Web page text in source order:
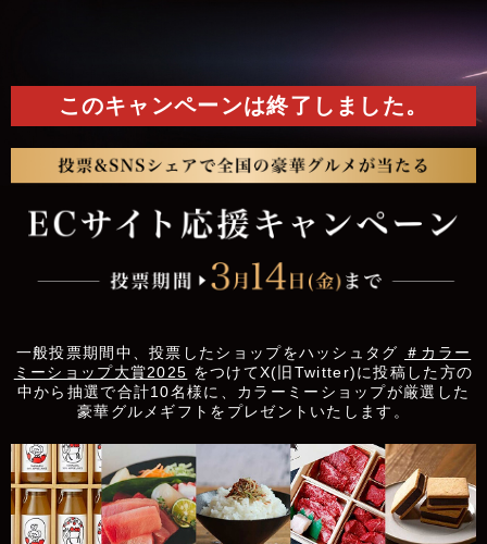
このキャンペーンは終了しました。
一般投票期間中、投票したショップをハッシュタグ
＃カラー
ミーショップ大賞2025 をつけてX(旧Twitter)に投稿した方の
中から抽選で合計10名様に、 カラーミーショップが厳選した
豪華グルメギフトをプレゼントいたします。